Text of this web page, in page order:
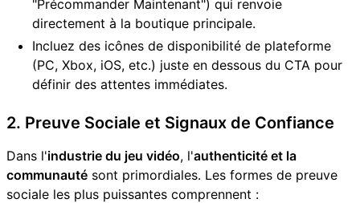
"Précommander Maintenant") qui renvoie
directement à la boutique principale.
Incluez des icônes de disponibilité de plateforme
(PC, Xbox, iOS, etc.) juste en dessous du CTA pour
définir des attentes immédiates.
2. Preuve Sociale et Signaux de Confiance
Dans l'industrie du jeu vidéo, l'authenticité et la
communauté sont primordiales. Les formes de preuve
sociale les plus puissantes comprennent :